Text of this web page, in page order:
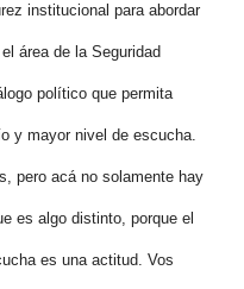
institucional para abordar
área de la Seguridad
político que permita
y mayor nivel de escucha.
pero acá no solamente hay
es algo distinto, porque el
es una actitud. Vos